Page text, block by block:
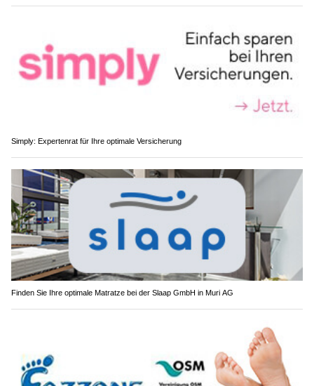
Simply: Expertenrat für Ihre optimale Versicherung
Finden Sie Ihre optimale Matratze bei der Slaap GmbH in Muri AG